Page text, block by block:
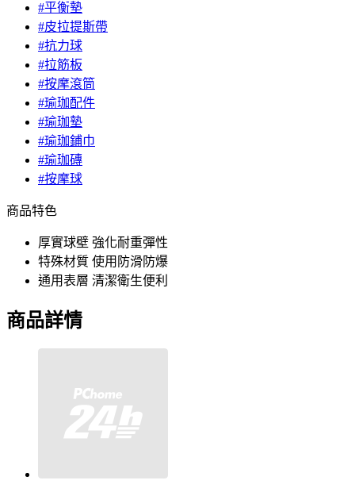
#平衡墊
#皮拉提斯帶
#抗力球
#拉筋板
#按摩滾筒
#瑜珈配件
#瑜珈墊
#瑜珈鋪巾
#瑜珈磚
#按摩球
商品特色
厚實球壁 強化耐重彈性
特殊材質 使用防滑防爆
通用表層 清潔衛生便利
商品詳情